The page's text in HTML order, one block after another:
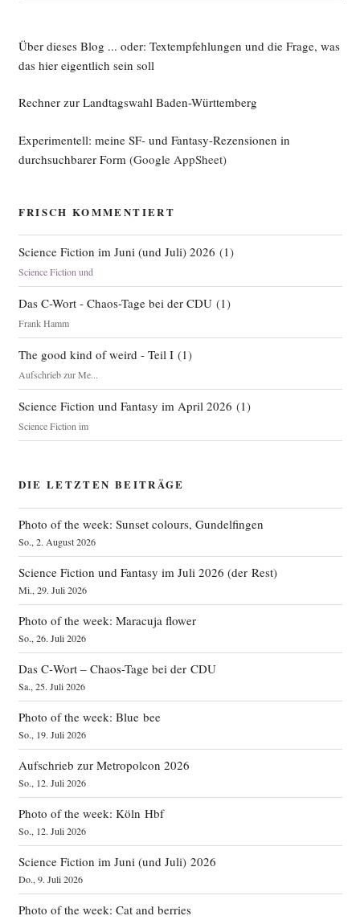
Über dieses Blog ... oder: Textempfehlungen und die Frage, was
das hier eigentlich sein soll
Rechner zur Landtagswahl Baden-Württemberg
Experimentell: meine SF- und Fantasy-Rezensionen in
durchsuchbarer Form (Google AppSheet)
FRISCH KOMMENTIERT
Science Fiction im Juni (und Juli) 2026 (1)
Science Fiction und
Das C-Wort - Chaos-Tage bei der CDU(1)
Frank Hamm
The good kind of weird - Teil I(1)
Aufschrieb zur Me...
Science Fiction und Fantasy im April 2026 (1)
Science Fiction im
DIE LETZTEN BEITRÄGE
Photo of the week: Sunset colours, Gundelfingen
So., 2. August 2026
Science Fiction und Fantasy im Juli 2026 (der Rest)
Mi., 29. Juli 2026
Photo of the week: Maracuja flower
So., 26. Juli 2026
Das C‑Wort – Chaos-Tage bei der CDU
Sa., 25. Juli 2026
Photo of the week: Blue bee
So., 19. Juli 2026
Aufschrieb zur Metropolcon 2026
So., 12. Juli 2026
Photo of the week: Köln Hbf
So., 12. Juli 2026
Science Fiction im Juni (und Juli) 2026
Do., 9. Juli 2026
Photo of the week: Cat and berries